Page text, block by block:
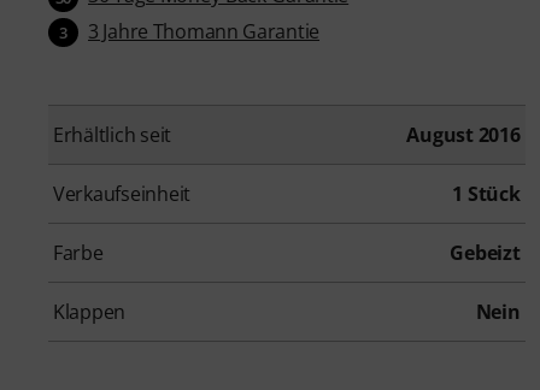
3 3 Jahre Thomann Garantie
Erhältlich seit August 2016
Verkaufseinheit 1 Stück
Farbe Gebeizt
Klappen Nein